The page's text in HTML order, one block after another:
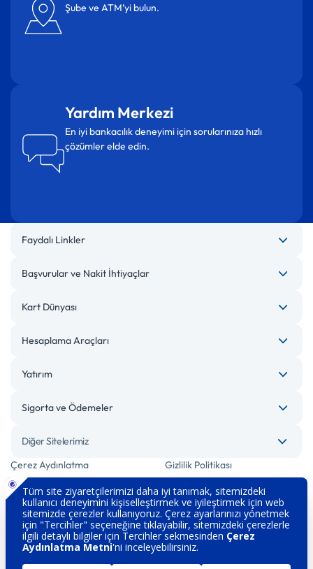
Şube ve ATM’yi bulun.
Yardım Merkezi
En iyi bankacılık deneyimi için sorularınıza hızlı
çözümler elde edin.
Faydalı Linkler
Başvurular ve Nakit İhtiyaçlar
Kart Dünyası
Hesaplama Araçları
Yatırım
Sigorta ve Ödemeler
Diğer Sitelerimiz
Çerez Aydınlatma
Gizlilik Politikası
Bilgi Toplumu Hizmetleri Engelsiz Bankacılık
Kişisel Verilerin Korunması Güvenlik
İletişim Hakkımızda